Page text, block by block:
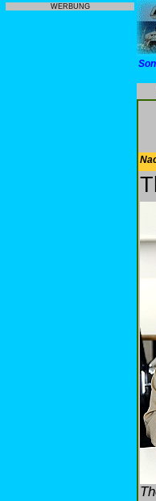
WERBUNG